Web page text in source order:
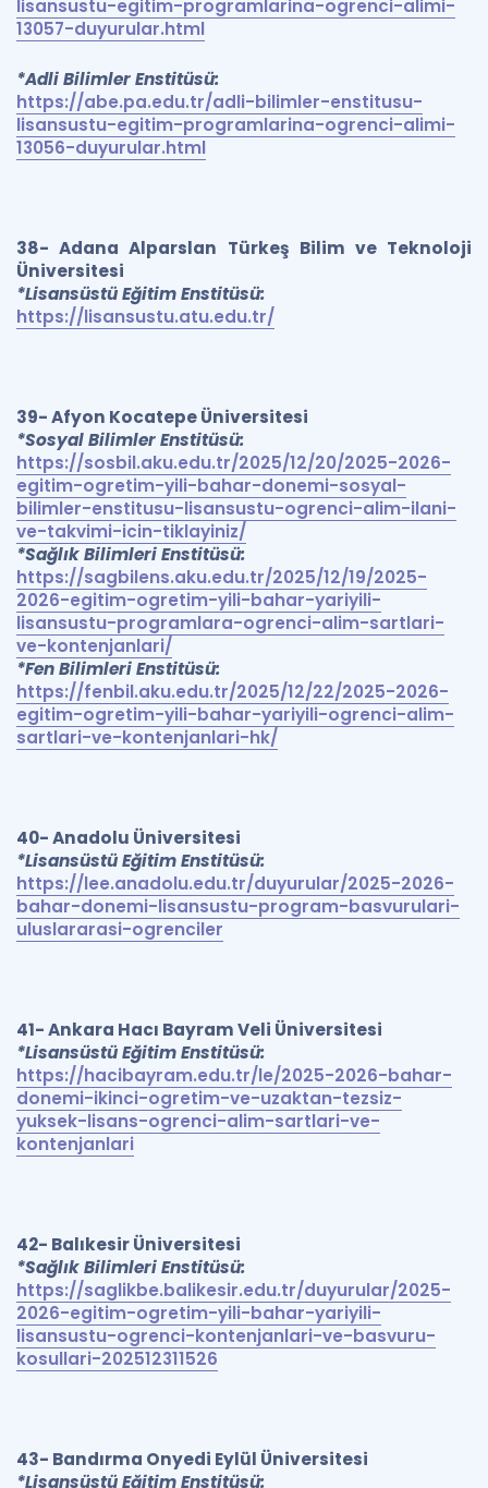
lisansustu-egitim-programlarina-ogrenci-alimi-
13057-duyurular.html
*Adli Bilimler Enstitüsü:
https://abe.pa.edu.tr/adli-bilimler-enstitusu-
lisansustu-egitim-programlarina-ogrenci-alimi-
13056-duyurular.html
38- Adana Alparslan Türkeş Bilim ve Teknoloji
Üniversitesi
*Lisansüstü Eğitim Enstitüsü:
https://lisansustu.atu.edu.tr/
39- Afyon Kocatepe Üniversitesi
*Sosyal Bilimler Enstitüsü:
https://sosbil.aku.edu.tr/2025/12/20/2025-2026-
egitim-ogretim-yili-bahar-donemi-sosyal-
bilimler-enstitusu-lisansustu-ogrenci-alim-ilani-
ve-takvimi-icin-tiklayiniz/
*Sağlık Bilimleri Enstitüsü:
https://sagbilens.aku.edu.tr/2025/12/19/2025-
2026-egitim-ogretim-yili-bahar-yariyili-
lisansustu-programlara-ogrenci-alim-sartlari-
ve-kontenjanlari/
*Fen Bilimleri Enstitüsü:
https://fenbil.aku.edu.tr/2025/12/22/2025-2026-
egitim-ogretim-yili-bahar-yariyili-ogrenci-alim-
sartlari-ve-kontenjanlari-hk/
40- Anadolu Üniversitesi
*Lisansüstü Eğitim Enstitüsü:
https://lee.anadolu.edu.tr/duyurular/2025-2026-
bahar-donemi-lisansustu-program-basvurulari-
uluslararasi-ogrenciler
41- Ankara Hacı Bayram Veli Üniversitesi
*Lisansüstü Eğitim Enstitüsü:
https://hacibayram.edu.tr/le/2025-2026-bahar-
donemi-ikinci-ogretim-ve-uzaktan-tezsiz-
yuksek-lisans-ogrenci-alim-sartlari-ve-
kontenjanlari
42- Balıkesir Üniversitesi
*Sağlık Bilimleri Enstitüsü:
https://saglikbe.balikesir.edu.tr/duyurular/2025-
2026-egitim-ogretim-yili-bahar-yariyili-
lisansustu-ogrenci-kontenjanlari-ve-basvuru-
kosullari-202512311526
43- Bandırma Onyedi Eylül Üniversitesi
*Lisansüstü Eğitim Enstitüsü: